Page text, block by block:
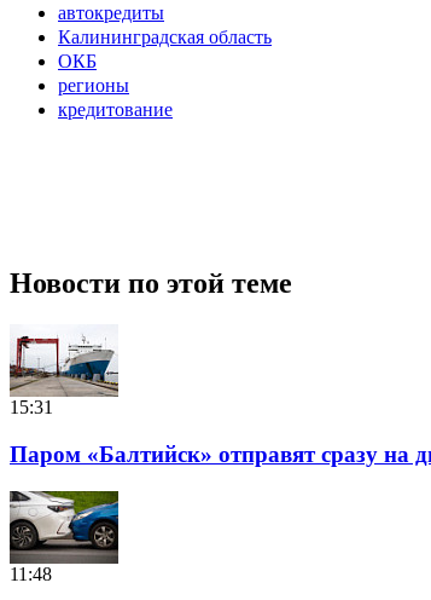
автокредиты
Калининградская область
ОКБ
регионы
кредитование
Новости по этой теме
15:31
Паром «Балтийск» отправят сразу на
11:48